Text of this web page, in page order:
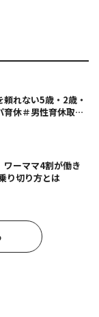
れない5歳・2歳・
休＃男性育休取っ
ワーママ4割が働き
り切り方とは